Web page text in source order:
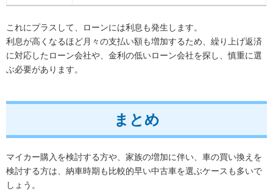
これにプラスして、ローンには利息も発生します。
利息が高くなるほど月々の支払い額も増加するため、繰り上げ返済
に対応したローン会社や、金利の低いローン会社を探し、慎重に選
ぶ必要があります。
まとめ
マイカー購入を検討する方や、家族の増加に伴い、車の買い換えを
検討する方は、納車時期も比較的早い中古車を選ぶケースも多いで
しょう。